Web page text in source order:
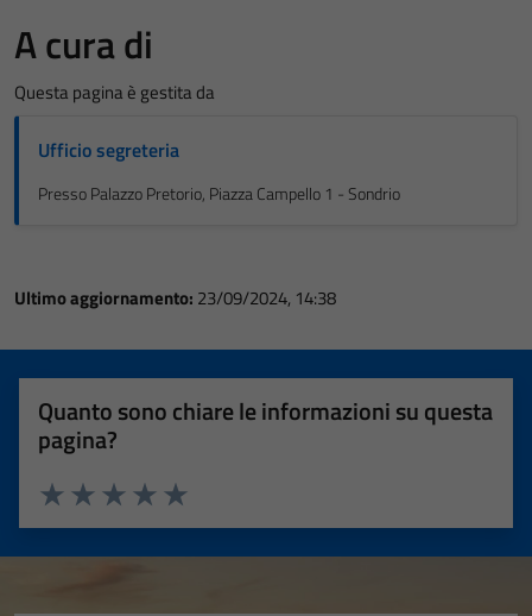
A cura di
Questa pagina è gestita da
Ufficio segreteria
Presso Palazzo Pretorio, Piazza Campello 1 - Sondrio
Ultimo aggiornamento: 23/09/2024, 14:38
Quanto sono chiare le informazioni su questa
pagina?
Valuta 5 stelle su 5
Valuta 4 stelle su 5
Valuta 3 stelle su 5
Valuta 2 stelle su 5
Valuta 1 stelle su 5